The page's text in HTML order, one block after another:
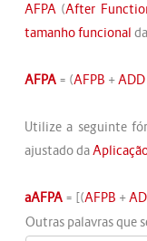
AFPA(After
tamanho funcional da
AFPA = (AFPB +ADD
Utilize a seguinte
ajustado da
aAFPA= [(AFPB +
Outras palavras que